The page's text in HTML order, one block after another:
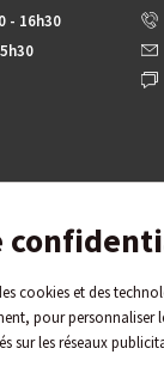
cookies et des
pour personnaliser
sur les réseaux
- 16h30